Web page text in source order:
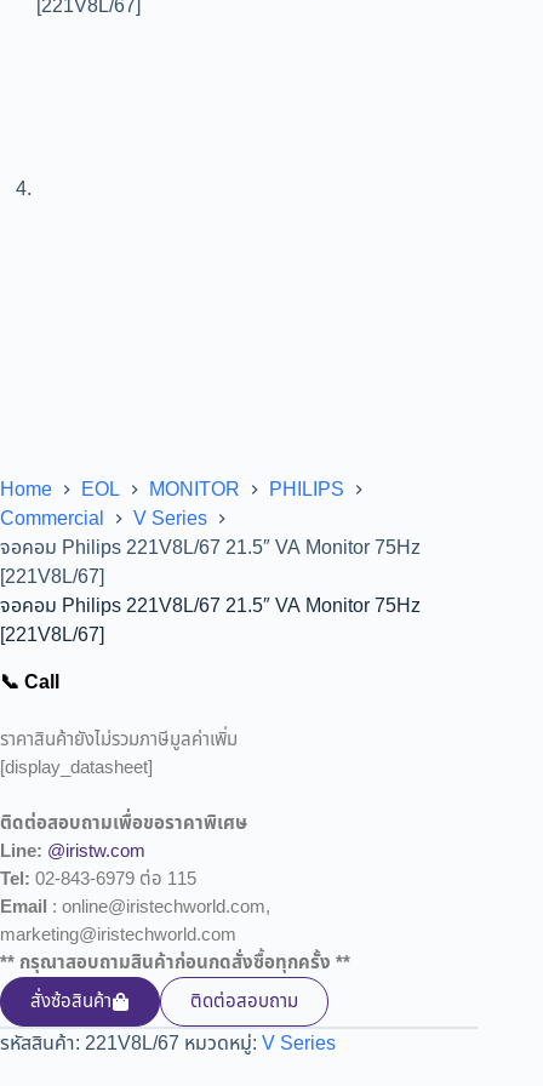
Home EOL MONITOR
PHILIPS
Commercial
V Series
จอคอม Philips 221V8L/67 21.5″ VA Monitor 75Hz
[221V8L/67]
จอคอม Philips 221V8L/67 21.5″ VA Monitor 75Hz
[221V8L/67]
📞 Call
ราคาสินค้ายังไม่รวมภาษีมูลค่าเพิ่ม
[display_datasheet]
ติดต่อสอบถามเพื่อขอราคาพิเศษ
Line: @iristw.com
Tel: 02-843-6979 ต่อ 115
Email : online@iristechworld.com,
marketing@iristechworld.com
** กรุณาสอบถามสินค้าก่อนกดสั่งซื้อทุกครั้ง **
สั่งซ้อสินค้า
ติดต่อสอบถาม
รหัสสินค้า: 221V8L/67 หมวดหมู่: V Series